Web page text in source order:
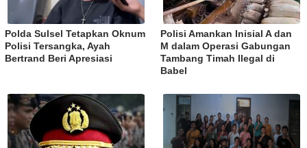
Polda Sulsel Tetapkan Oknum
Polisi Tersangka, Ayah
Bertrand Beri Apresiasi
Polisi Amankan Inisial A dan
M dalam Operasi Gabungan
Tambang Timah Ilegal di
Babel